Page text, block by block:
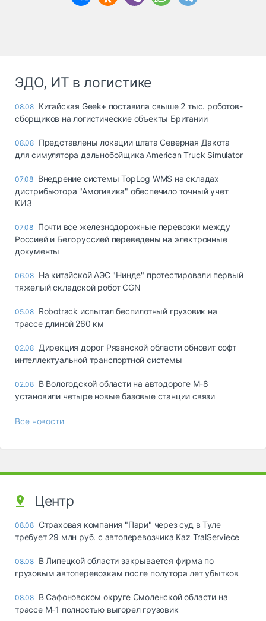
ЭДО, ИТ в логистике
08.08 Китайская Geek+ поставила свыше 2 тыс. роботов-
сборщиков на логистические объекты Британии
08.08 Представлены локации штата Северная Дакота
для симулятора дальнобойщика American Truck Simulator
07.08 Внедрение системы TopLog WMS на складах
дистрибьютора "Амотивика" обеспечило точный учет
КИЗ
07.08 Почти все железнодорожные перевозки между
Россией и Белоруссией переведены на электронные
документы
06.08 На китайской АЭС "Нинде" протестировали первый
тяжелый складской робот CGN
05.08 Robotrack испытал беспилотный грузовик на
трассе длиной 260 км
02.08 Дирекция дорог Рязанской области обновит софт
интеллектуальной транспортной системы
02.08 В Вологодской области на автодороге М-8
установили четыре новые базовые станции связи
Все новости
Центр
08.08 Страховая компания "Пари" через суд в Туле
требует 29 млн руб. с автоперевозчика Kaz TralServiece
08.08 В Липецкой области закрывается фирма по
грузовым автоперевозкам после полутора лет убытков
08.08 В Сафоновском округе Смоленской области на
трассе М-1 полностью выгорел грузовик